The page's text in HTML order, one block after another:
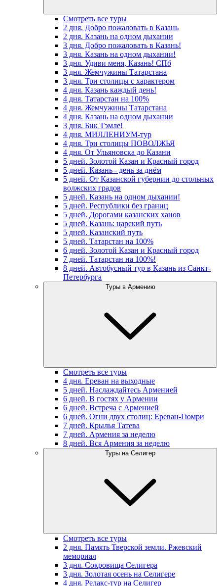
Смотреть все туры
2 дня. Добро пожаловать в Казань
2 дня. Казань на одном дыхании
3 дня. Добро пожаловать в Казань!
3 дня. Казань на одном дыхании!
3 дня. Удиви меня, Казань! СПб
3 дня. Жемчужины Татарстана
3 дня. Три столицы с характером
4 дня. Казань каждый день!
4 дня. Татарстан на 100%
4 дня. Жемчужины Татарстана
4 дня. Казань на одном дыхании
3 дня. Бик Тэмле!
4 дня. МИЛЛЕНИУМ-тур
4 дня. Три столицы ПОВОЛЖЬЯ
4 дня. От Ульяновска до Казани
5 дней. Золотой Казан и Красный город
5 дней. Казань - день за днём
5 дней. От Казанской губернии до стольных
волжских градов
5 дней. Казань на одном дыхании!
5 дней. Республики без границ
5 дней. Дорогами казанских ханов
5 дней. Казань: царский путь
5 дней. Казанский путь
5 дней. Татарстан на 100%
6 дней. Золотой Казан и Красный город
7 дней. Татарстан на 100%!
8 дней. Автобусный тур в Казань из Санкт-
Петербурга
Туры в Армению
Смотреть все туры
4 дня. Ереван на выходные
5 дней. Наслаждайтесь Арменией
6 дней. В гостях у Армении
6 дней. Встреча с Арменией
6 дней. Огни двух столиц: Ереван-Гюмри
7 дней. Крылья Татева
7 дней. Армения за неделю
8 дней. Вся Армения за неделю
Туры на Селигер
Смотреть все туры
2 дня. Память Тверской земли. Ржевский
мемориал
3 дня. Сокровища Селигера
3 дня. Золотая осень на Селигере
4 дня. Релакс-тур на Селигер